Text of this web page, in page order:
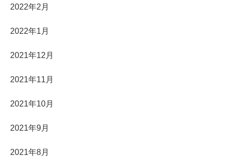
2022年2月
2022年1月
2021年12月
2021年11月
2021年10月
2021年9月
2021年8月